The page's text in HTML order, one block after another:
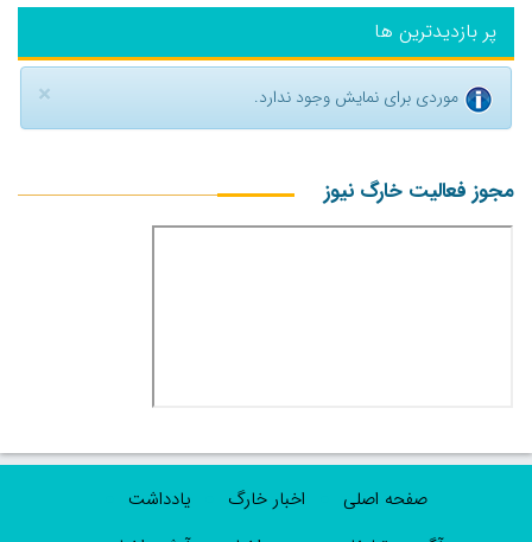
پر بازدیدترین ها
× موردی برای نمایش وجود ندارد.
مجوز فعالیت خارگ نیوز
صفحه اصلی اخبار خارگ
یادداشت